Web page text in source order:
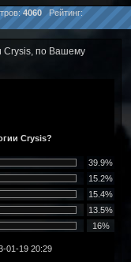
4060 Рейтинг:
Crysis, по Вашему